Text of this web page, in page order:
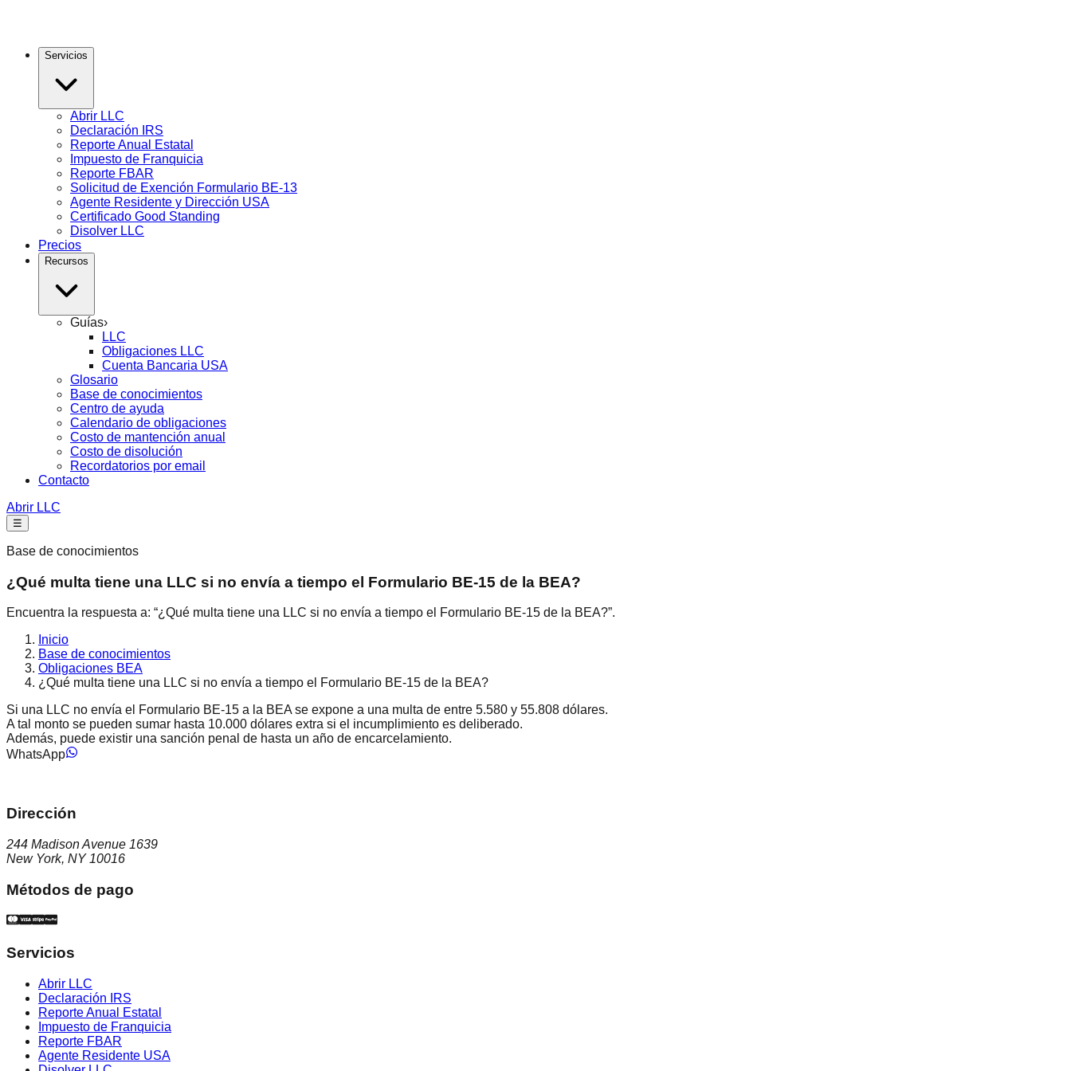
Servicios
Abrir LLC
Declaración IRS
Reporte Anual Estatal
Impuesto de Franquicia
Reporte FBAR
Solicitud de Exención Formulario BE-13
Agente Residente y Dirección USA
Certificado Good Standing
Disolver LLC
Precios
Recursos
Guías›
LLC
Obligaciones LLC
Cuenta Bancaria USA
Glosario
Base de conocimientos
Centro de ayuda
Calendario de obligaciones
Costo de mantención anual
Costo de disolución
Recordatorios por email
Contacto
Abrir LLC
☰
Base de conocimientos
¿Qué multa tiene una LLC si no envía a tiempo el Formulario BE-15 de la BEA?
Encuentra la respuesta a: “¿Qué multa tiene una LLC si no envía a tiempo el Formulario BE-15 de la BEA?”.
Inicio
Base de conocimientos
Obligaciones BEA
¿Qué multa tiene una LLC si no envía a tiempo el Formulario BE-15 de la BEA?
Si una LLC no envía el Formulario BE-15 a la BEA se expone a una multa de entre 5.580 y 55.808 dólares.
A tal monto se pueden sumar hasta 10.000 dólares extra si el incumplimiento es deliberado.
Además, puede existir una sanción penal de hasta un año de encarcelamiento.
WhatsApp
Dirección
244 Madison Avenue 1639
New York, NY 10016
Métodos de pago
Servicios
Abrir LLC
Declaración IRS
Reporte Anual Estatal
Impuesto de Franquicia
Reporte FBAR
Agente Residente USA